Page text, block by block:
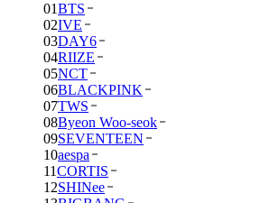
01BTS
02IVE
03DAY6
04RIIZE
05NCT
06BLACKPINK
07TWS
08Byeon Woo-seok
09SEVENTEEN
10aespa
11CORTIS
12SHINee